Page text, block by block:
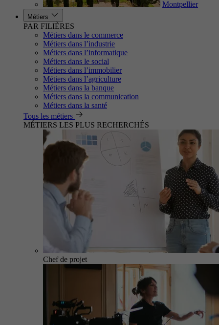
Montpellier
Métiers
PAR FILIÈRES
Métiers dans le commerce
Métiers dans l’industrie
Métiers dans l’informatique
Métiers dans le social
Métiers dans l’immobilier
Métiers dans l’agriculture
Métiers dans la banque
Métiers dans la communication
Métiers dans la santé
Tous les métiers
MÉTIERS LES PLUS RECHERCHÉS
Chef de projet